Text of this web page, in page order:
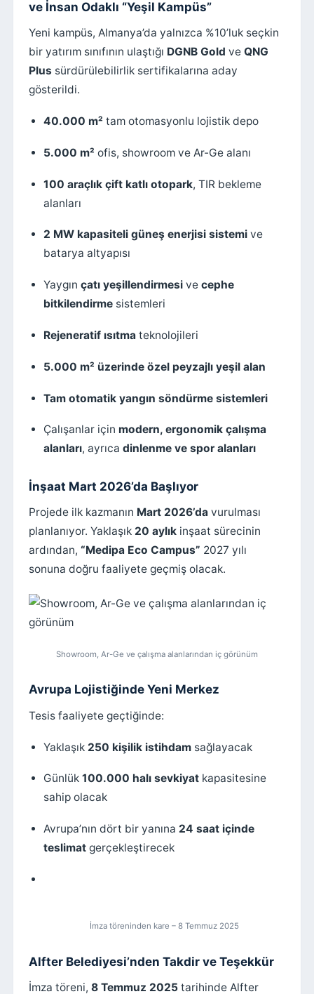
ve İnsan Odaklı “Yeşil Kampüs”
Yeni kampüs, Almanya’da yalnızca %10’luk seçkin
bir yatırım sınıfının ulaştığı DGNB Gold ve QNG
Plus sürdürülebilirlik sertifikalarına aday
gösterildi.
40.000 m² tam otomasyonlu lojistik depo
5.000 m² ofis, showroom ve Ar-Ge alanı
100 araçlık çift katlı otopark, TIR bekleme
alanları
2 MW kapasiteli güneş enerjisi sistemive
batarya altyapısı
Yaygın çatı yeşillendirmesive cephe
bitkilendirmesistemleri
Rejeneratif ısıtma teknolojileri
5.000 m² üzerinde özel peyzajlı yeşil alan
Tam otomatik yangın söndürme sistemleri
Çalışanlar için modern, ergonomik çalışma
alanları, ayrıca dinlenme ve spor alanları
İnşaat Mart 2026’da Başlıyor
Projede ilk kazmanın Mart 2026’da vurulması
planlanıyor. Yaklaşık 20 aylık inşaat sürecinin
ardından, “Medipa Eco Campus” 2027 yılı
sonuna doğru faaliyete geçmiş olacak.
Showroom, Ar-Ge ve çalışma alanlarından iç görünüm
Avrupa Lojistiğinde Yeni Merkez
Tesis faaliyete geçtiğinde:
Yaklaşık 250 kişilik istihdamsağlayacak
Günlük 100.000 halı sevkiyatkapasitesine
sahip olacak
Avrupa’nın dört bir yanına 24 saat içinde
teslimatgerçekleştirecek
İmza töreninden kare – 8 Temmuz 2025
Alfter Belediyesi’nden Takdir ve Teşekkür
İmza töreni, 8 Temmuz 2025 tarihinde Alfter